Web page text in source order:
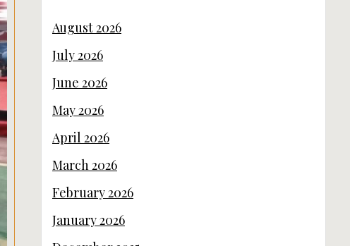
August 2026
July 2026
June 2026
May 2026
April 2026
March 2026
February 2026
January 2026